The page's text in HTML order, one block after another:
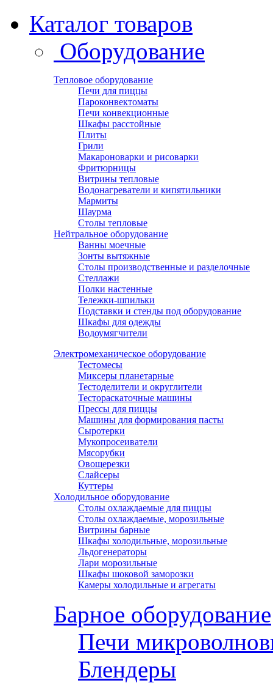
Каталог товаров
Оборудование
Тепловое оборудование
Печи для пиццы
Пароконвектоматы
Печи конвекционные
Шкафы расстойные
Плиты
Грили
Макароноварки и рисоварки
Фритюрницы
Витрины тепловые
Водонагреватели и кипятильники
Мармиты
Шаурма
Столы тепловые
Нейтральное оборудование
Ванны моечные
Зонты вытяжные
Столы производственные и разделочные
Стеллажи
Полки настенные
Тележки-шпильки
Подставки и стенды под оборудование
Шкафы для одежды
Водоумягчители
Электромеханическое оборудование
Тестомесы
Миксеры планетарные
Тестоделители и округлители
Тестораскаточные машины
Прессы для пиццы
Машины для формирования пасты
Сыротерки
Мукопросеиватели
Мясорубки
Овощерезки
Слайсеры
Куттеры
Холодильное оборудование
Столы охлаждаемые для пиццы
Столы охлаждаемые, морозильные
Витрины барные
Шкафы холодильные, морозильные
Льдогенераторы
Лари морозильные
Шкафы шоковой заморозки
Камеры холодильные и агрегаты
Барное оборудование
Печи
Блендеры